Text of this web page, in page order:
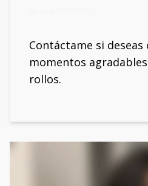
Contáctame si
momentos
rollos.